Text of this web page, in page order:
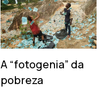
A “fotogenia” da
pobreza